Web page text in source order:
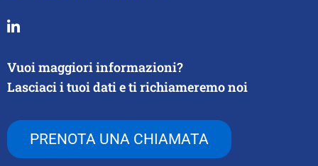
Vuoi maggiori informazioni?
Lasciaci i tuoi dati e ti richiameremo noi
PRENOTA UNA CHIAMATA